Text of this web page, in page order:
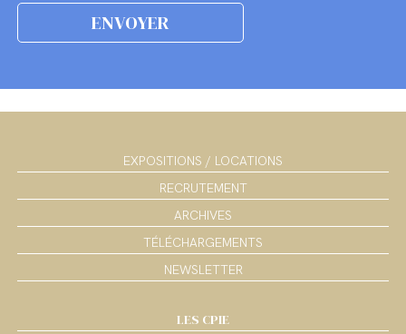
EXPOSITIONS / LOCATIONS
RECRUTEMENT
ARCHIVES
TÉLÉCHARGEMENTS
NEWSLETTER
LES CPIE